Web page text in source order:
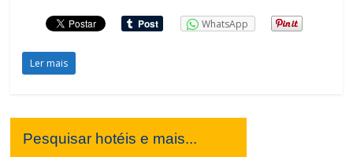
WhatsApp
Ler mais
Pesquisar hotéis e mais...